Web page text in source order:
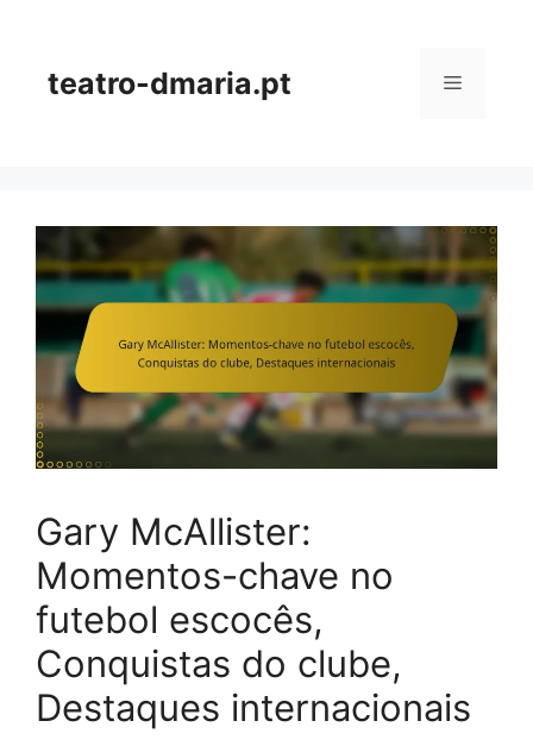
contentteatro-dmaria.pt Menu
Gary McAllister:
Momentos-chave no
futebol escocês,
Conquistas do clube,
Destaques internacionais